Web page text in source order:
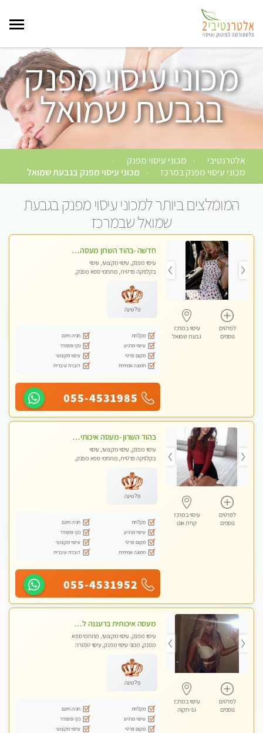
מכוני עיסוי מפנק
בגבעת שמואל
אלטרנטיבי › מכוני עיסוי מפנק ›
מכוני עיסוי מפנק במרכז › מכוני עיסוי מפנק בגבעת שמואל
המומלצים ביותר למכוני עיסוי מפנק בגבעת
שמואל שבמרכז
לפרטים
נוספים
עיסוי במרכז
גבעת שמואל
חדשה -בהוד השרון מעסה איכותית מפנקת ומקצועית לעיסוי חלומי .....
עיסוי מפנק, עיסוי מקצועי, עיסוי
בקלניקה פרטית, מתחמי ספא מפנק,
פלטינה
מקלחת
חניה חינם
עיסוי מרגיע
נקי ומסודר
מקום פרטי
עיסוי מקצועי
תמונה אמיתית
דוברת עיברית
055-4531985
לפרטים
נוספים
עיסוי במרכז
קרית אונו
בהוד השרון -מעסה איכותית למאסז מקצועי ומפנק לכל שרירי הגוף
עיסוי מפנק, עיסוי מקצועי, עיסוי
בקלניקה פרטית, מתחמי ספא מפנק,
פלטינה
מקלחת
חניה חינם
עיסוי מרגיע
נקי ומסודר
מקום פרטי
עיסוי מקצועי
תמונה אמיתית
דוברת עיברית
055-4531952
לפרטים
נוספים
עיסוי במרכז
גני תקוה
מעסה איכותית ברעננה למאסז מקצועי ומפנק לכל שרירי הגוף
עיסוי מפנק, עיסוי מקצועי, מתחמי ספא
מפנק, מכוני עיסוי מפנק, עיסוי טנטרה
פלטינה
מקלחת
חניה חינם
עיסוי מרגיע
נקי ומסודר
מקום פרטי
עיסוי מקצועי